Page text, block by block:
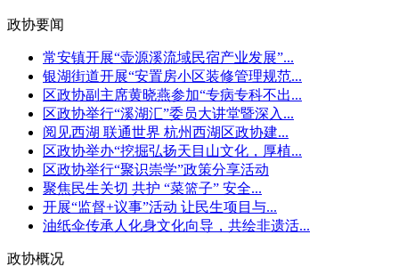
政协要闻
常安镇开展“壶源溪流域民宿产业发展”...
银湖街道开展“安置房小区装修管理规范...
区政协副主席黄晓燕参加“专病专科不出...
区政协举行“溪湖汇”委员大讲堂暨深入...
阅见西湖 联通世界 杭州西湖区政协建...
区政协举办“挖掘弘扬天目山文化，厚植...
区政协举行“聚识崇学”政策分享活动
聚焦民生关切 共护 “菜篮子” 安全...
开展“监督+议事”活动 让民生项目与...
油纸伞传承人化身文化向导，共绘非遗活...
政协概况